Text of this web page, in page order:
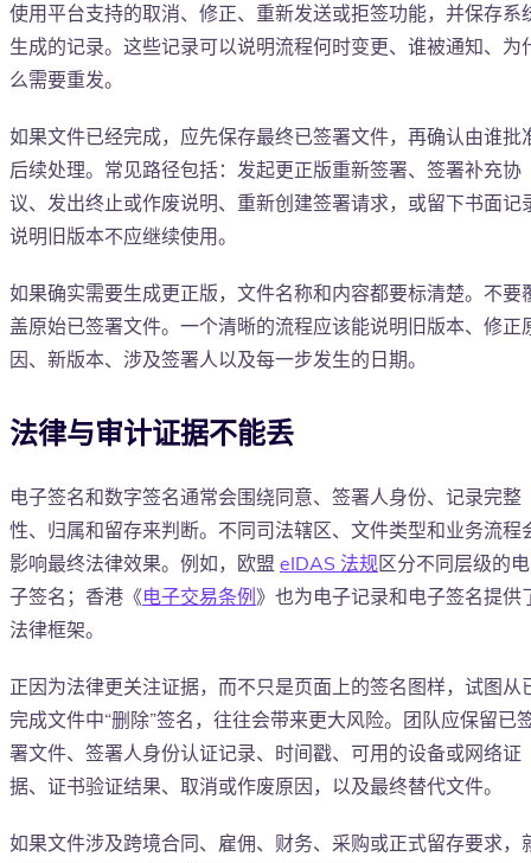
使用平台支持的取消、修正、重新发送或拒签功能，并保存系
生成的记录。这些记录可以说明流程何时变更、谁被通知、为
么需要重发。
如果文件已经完成，应先保存最终已签署文件，再确认由谁批
后续处理。常见路径包括：发起更正版重新签署、签署补充协
议、发出终止或作废说明、重新创建签署请求，或留下书面记
说明旧版本不应继续使用。
如果确实需要生成更正版，文件名称和内容都要标清楚。不要
盖原始已签署文件。一个清晰的流程应该能说明旧版本、修正
因、新版本、涉及签署人以及每一步发生的日期。
法律与审计证据不能丢
电子签名和数字签名通常会围绕同意、签署人身份、记录完整
性、归属和留存来判断。不同司法辖区、文件类型和业务流程
影响最终法律效果。例如，欧盟eIDAS 法规区分不同层级的电
子签名；香港《电子交易条例》也为电子记录和电子签名提供
法律框架。
正因为法律更关注证据，而不只是页面上的签名图样，试图从
完成文件中“删除”签名，往往会带来更大风险。团队应保留已
署文件、签署人身份认证记录、时间戳、可用的设备或网络证
据、证书验证结果、取消或作废原因，以及最终替代文件。
如果文件涉及跨境合同、雇佣、财务、采购或正式留存要求，